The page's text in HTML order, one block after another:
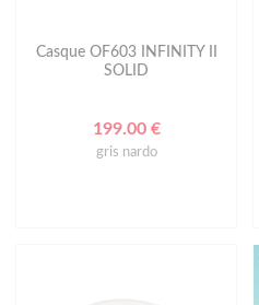
Casque OF603 INFINITY II
SOLID
199.00 €
gris nardo